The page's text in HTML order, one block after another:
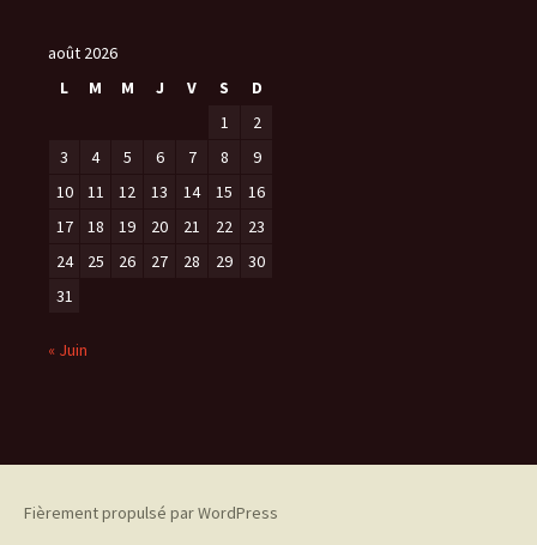
iaoût 2026
L
M M J V S
D
1
2
3
4 5 6 7 8
9
10
11 12 13 14 15
16
17
18 19 20 21 22
23
24
25 26 27 28 29
30
31
« Juin
Fièrement propulsé par WordPress